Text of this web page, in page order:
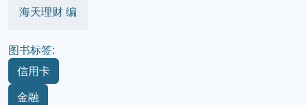
海天理财 编
图书标签:
信用卡
金融